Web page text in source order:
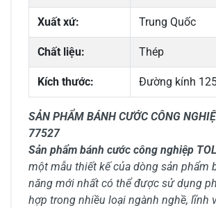
Xuất xứ: Trung Quốc
Chất liệu: Thép
Kích thước: Đường kính
SẢN PHẨM BÁNH CƯỚC CÔNG
77527
Sản phẩm bánh cước công nghiệp
một mẫu thiết kế của dòng sản phẩm
năng mới nhất có thể được sử dụng
hợp trong nhiều loại ngành nghề, lĩnh